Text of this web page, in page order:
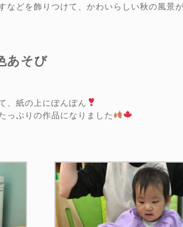
などを飾りつけて、かわいらしい秋の風景
あそび
、紙の上にぽんぽん
っぷりの作品になりました